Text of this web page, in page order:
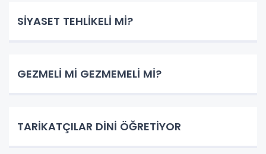
SİYASET TEHLİKELİ Mİ?
GEZMELİ Mİ GEZMEMELİ Mİ?
TARİKATÇILAR DİNİ ÖĞRETİYOR